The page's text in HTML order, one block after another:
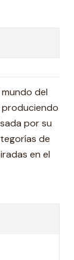
del
produciendo
por su
de
en el